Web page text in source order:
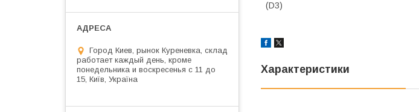
(D3)
Характеристики
Город Киев, рынок Куреневка, склад
работает каждый день, кроме
понедельника и воскресенья с 11 до
15, Київ, Україна